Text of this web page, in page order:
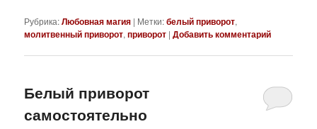
Рубрика:Любовная магия | Метки:белый приворот,
молитвенный приворот,приворот |Добавить комментарий
Белый приворот
самостоятельно